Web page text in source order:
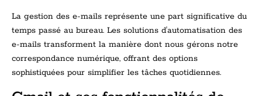
La gestion des e-mails représente une part significative du
temps passé au bureau. Les solutions d'automatisation des
e-mails transforment la manière dont nous gérons notre
correspondance numérique, offrant des options
sophistiquées pour simplifier les tâches quotidiennes.